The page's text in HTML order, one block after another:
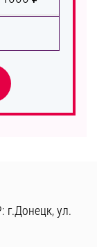
г.Донецк, ул.